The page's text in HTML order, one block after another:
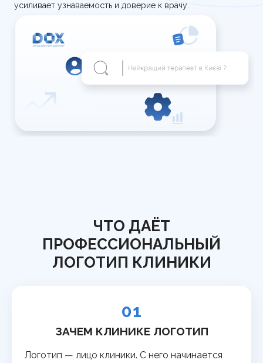
усиливает узнаваемость и доверие к врачу.
ЧТО ДАЁТ
ПРОФЕССИОНАЛЬНЫЙ
ЛОГОТИП КЛИНИКИ
01
ЗАЧЕМ КЛИНИКЕ ЛОГОТИП
Логотип — лицо клиники. С него начинается